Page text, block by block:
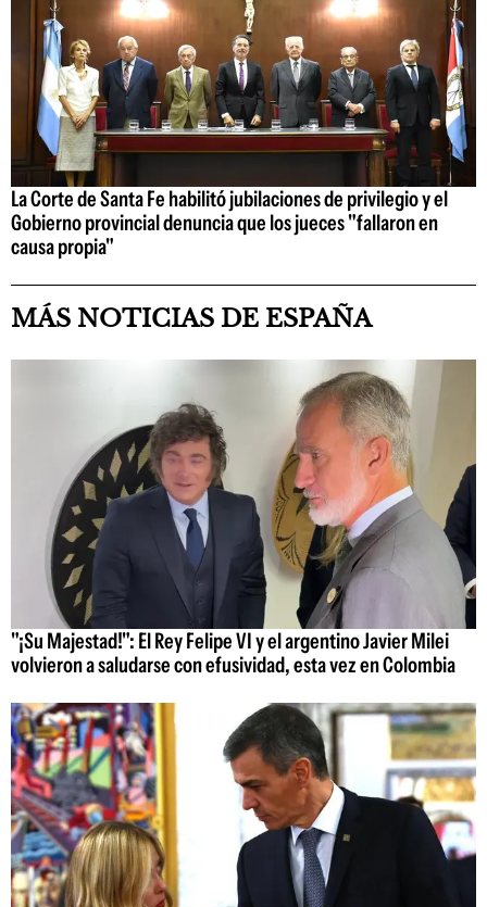
La Corte de Santa Fe habilitó jubilaciones de privilegio y el
Gobierno provincial denuncia que los jueces "fallaron en
causa propia"
MÁS NOTICIAS DE ESPAÑA
"¡Su Majestad!": El Rey Felipe VI y el argentino Javier Milei
volvieron a saludarse con efusividad, esta vez en Colombia